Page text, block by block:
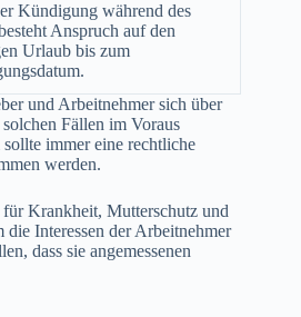
Kündigung während des
Anspruch auf den
Urlaub bis zum
und Arbeitnehmer sich über
Fällen im Voraus
immer eine rechtliche
werden.
Krankheit, Mutterschutz und
Interessen der Arbeitnehmer
dass sie angemessenen